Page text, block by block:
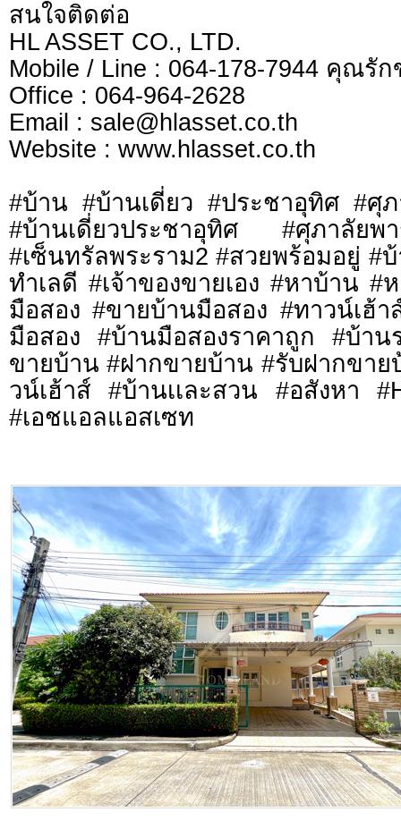
สนใจติดต่อ
HL ASSET CO., LTD.
Mobile / Line : 064-178-7944 คุณรัก
Office : 064-964-2628
Email : sale@hlasset.co.th
Website : www.hlasset.co.th
#บ้าน #บ้านเดี่ยว #ประชาอุทิศ #ศุ
#บ้านเดี่ยวประชาอุทิศ #ศุภาลัย
#เซ็นทรัลพระราม2 #สวยพร้อมอยู่ #
ทำเลดี #เจ้าของขายเอง #หาบ้าน #
มือสอง #ขายบ้านมือสอง #ทาวน์เฮ้า
มือสอง #บ้านมือสองราคาถูก #บ้า
ขายบ้าน #ฝากขายบ้าน #รับฝากขา
วน์เฮ้าส์ #บ้านเเละสวน #อสังหา
#เอชแอลแอสเซท